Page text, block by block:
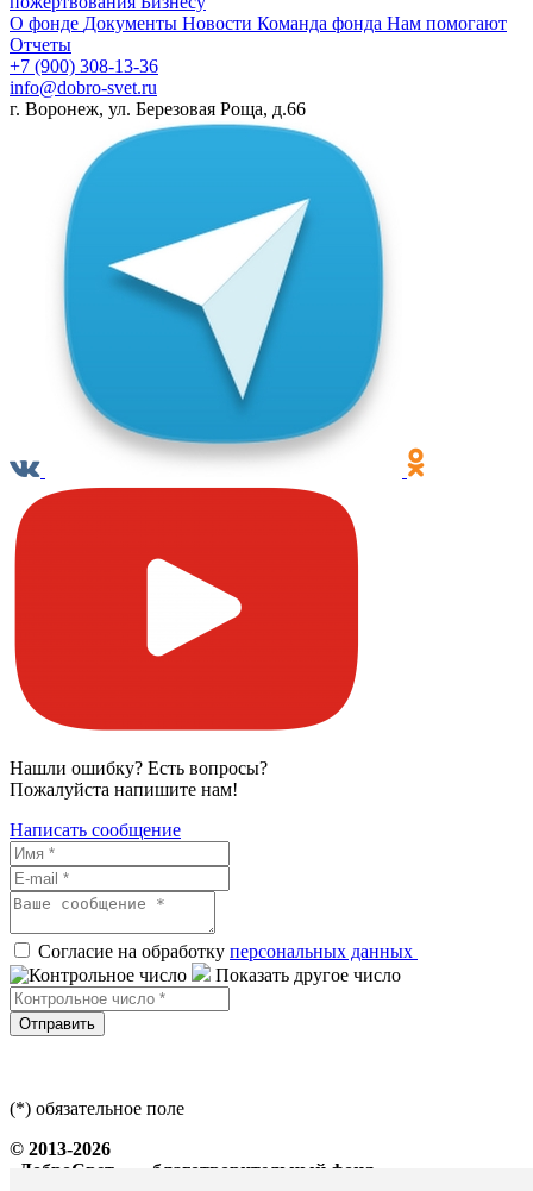
О фонде Документы Новости Команда фонда Нам помогают
Отчеты
+7 (900) 308-13-36
info@dobro-svet.ru
г. Воронеж, ул. Березовая Роща, д.66
Нашли ошибку? Есть вопросы?
Пожалуйста напишите нам!
Написать сообщение
Согласие на обработку персональных данных
Показать другое число
Отправить
(*) обязательное поле
© 2013-2026
«ДоброСвет» — благотворительный фонд